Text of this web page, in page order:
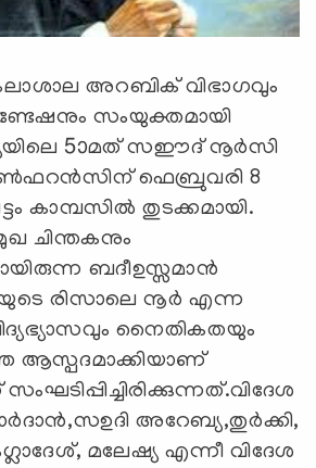
അറബിക് വിഭാഗവും
സംയുക്തമായി
5ാമത് സഈദ് നൂര്‍സി
ഫെബ്രുവരി 8
കാമ്പസില്‍ തുടക്കമായി.
ചിന്തകനും
ബദീഉസ്സമാന്‍
രിസാലെ നൂര്‍ എന്ന
നൈതികതയും
ആസ്പദമാക്കിയാണ്
അറേബ്യ,തുര്‍ക്കി,
മലേഷ്യ എന്നീ വിദേശ